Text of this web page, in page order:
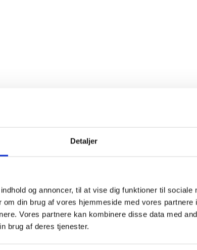
Detaljer
og annoncer, til at vise dig funktioner til sociale
din brug af vores hjemmeside med vores partnere
Vores partnere kan kombinere disse data med
brug af deres tjenester.